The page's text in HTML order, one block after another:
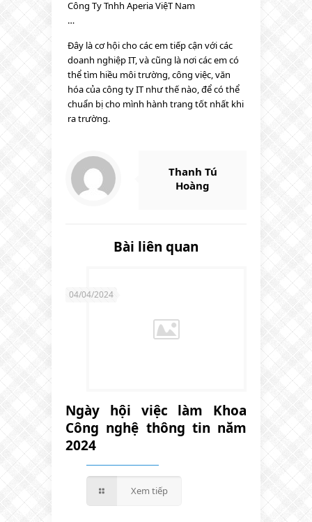
Công Ty Tnhh Aperia ViệT Nam
…
Đây là cơ hội cho các em tiếp cận với các
doanh nghiệp IT, và cũng là nơi các em có
thể tìm hiều môi trường, công việc, văn
hóa của công ty IT như thế nào, để có thể
chuẩn bị cho mình hành trang tốt nhất khi
ra trường.
Thanh Tú
Hoàng
Bài liên quan
04/04/2024
Ngày hội việc làm Khoa
Công nghệ thông tin năm
2024
Xem tiếp